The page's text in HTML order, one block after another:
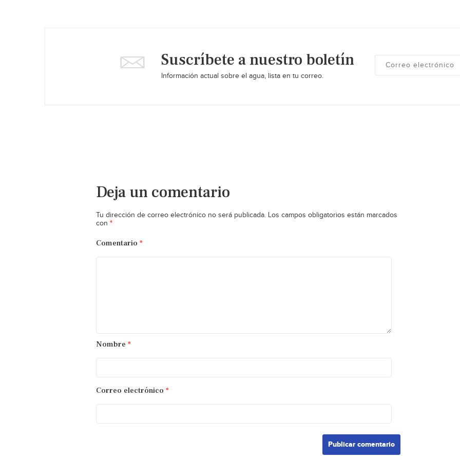
Suscríbete a nuestro boletín
Información actual sobre el agua, lista en tu correo.
Deja un comentario
Tu dirección de correo electrónico no será publicada. Los campos obligatorios están marcados
con *
Comentario *
Nombre *
Correo electrónico *